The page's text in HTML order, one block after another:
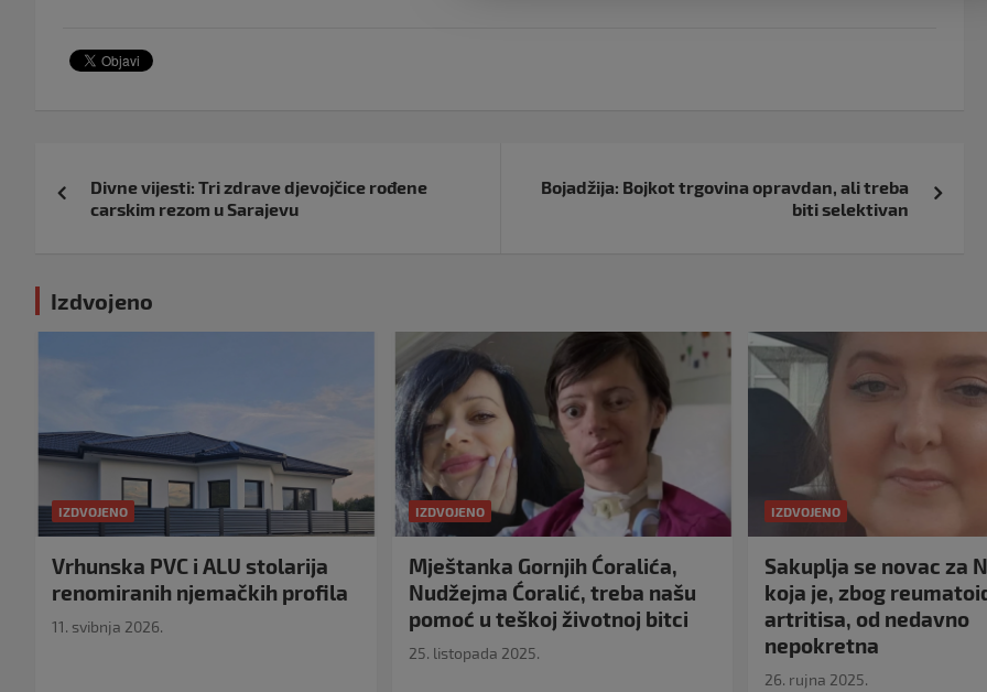
objava
Divne vijesti: Tri zdrave djevojčice rođene
carskim rezom u Sarajevu
Bojadžija: Bojkot trgovina opravdan, ali treba
biti selektivan
Izdvojeno
IZDVOJENO
Vrhunska PVC i ALU stolarija
renomiranih njemačkih profila
11. svibnja 2026.
IZDVOJENO
Mještanka Gornjih Ćoralića,
Nudžejma Ćoralić, treba našu
pomoć u teškoj životnoj bitci
25. listopada 2025.
IZDVOJENO
Sakuplja se novac za
koja je, zbog
artritisa, od nedavno
nepokretna
26. rujna 2025.